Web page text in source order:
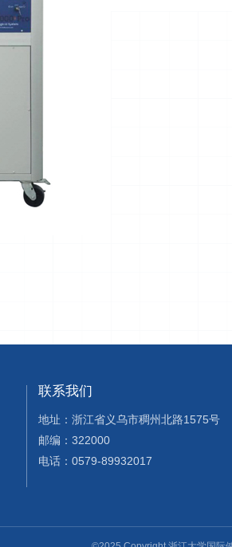
联系我们
地址：浙江省义乌市稠州北路1575号
邮编：322000
电话：0579-89932017